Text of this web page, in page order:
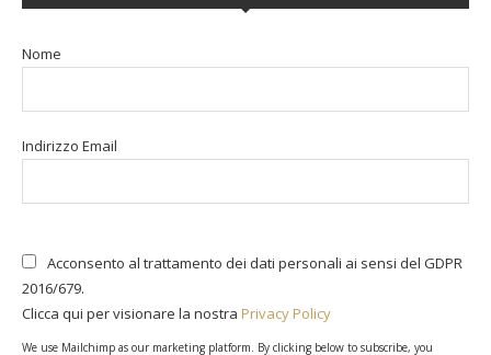
Nome
Indirizzo Email
Acconsento al trattamento dei dati personali ai sensi del GDPR
2016/679.
Clicca qui per visionare la nostra Privacy Policy
We use Mailchimp as our marketing platform. By clicking below to subscribe, you